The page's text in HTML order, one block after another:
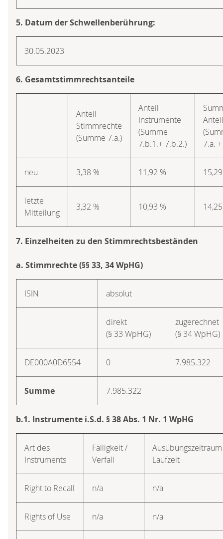
5. Datum der Schwellenberührung:
30.05.2023
6. Gesamtstimmrechtsanteile
Anteil
Stimmrechte
(Summe 7.a.)
Anteil
Instrumente
(Summe
7.b.1.+ 7.b.2.)
7.a.
neu 3,38 % 11,92 %
letzte
Mitteilung
3,32 % 10,93 %
7. Einzelheiten zu den Stimmrechtsbeständen
a. Stimmrechte (§§ 33, 34 WpHG)
ISIN absolut
direkt
(§ 33 WpHG)
zugerechnet
(§ 34 WpHG)
DE000A0D6554 0 7.985.322
Summe 7.985.322
b.1. Instrumente i.S.d. § 38 Abs. 1 Nr. 1 WpHG
Art des
Instruments
Fälligkeit /
Verfall
Laufzeit
Right to Recall n/a n/a
Rights of Use n/a n/a